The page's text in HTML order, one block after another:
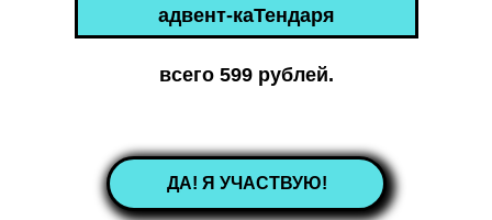
ДА! Я УЧАСТВУЮ!
адвент-каТендаря
всего 599 рублей.